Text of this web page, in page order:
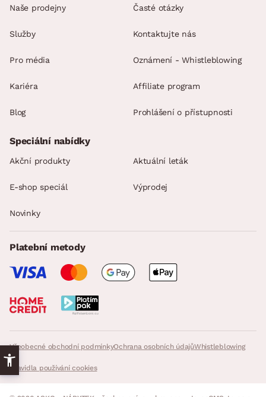
Naše prodejny
Služby
Pro média
Kariéra
Blog
Časté otázky
Kontaktujte nás
Oznámení - Whistleblowing
Affiliate program
Prohlášení o přístupnosti
Všeobecné obchodní podmínkyOchrana osobních údajůWhistleblowing
Pravidla používání cookies
Speciální nabídky
Akční produkty Aktuální leták
E-shop speciál Výprodej
Novinky
Platební metody